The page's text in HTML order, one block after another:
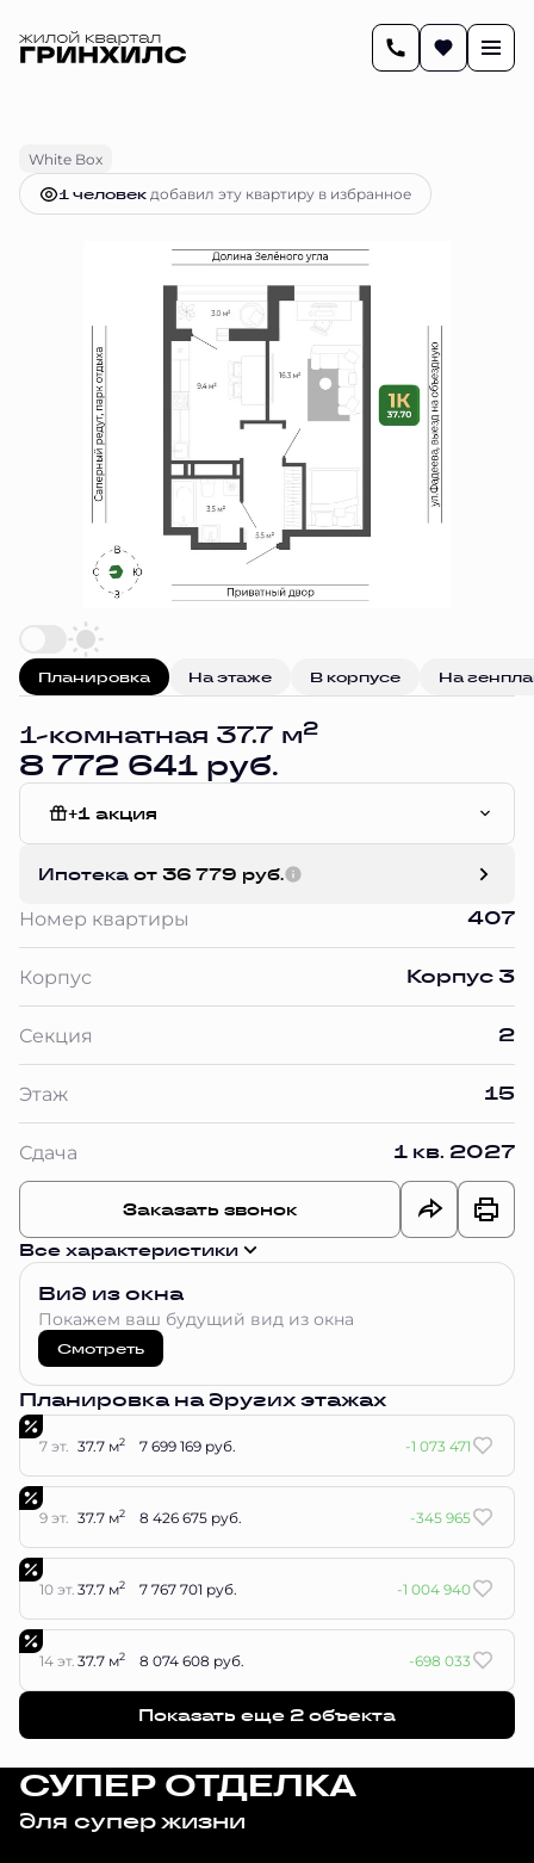
1-комнатная 37.7 м 8 772 641 руб.
White Box
1 человек добавил эту квартиру в избранное
Планировка На этаже В корпусе На
1-комнатная 37.7 м2
8 772 641 руб.
+1 акция
Ипотека от 36 779 руб.
Номер квартиры 407
Корпус Корпус 3
Секция 2
Этаж 15
Сдача 1 кв. 2027
Заказать звонок
Все характеристики
Вид из окна
Покажем ваш будущий вид из окна
Смотреть
Планировка на других этажах
7 эт. 37.7 м2 7 699 169 руб. -1 073 471
9 эт. 37.7 м2 8 426 675 руб. -345 965
10 эт. 37.7 м2 7 767 701 руб. -1 004 940
14 эт. 37.7 м2 8 074 608 руб. -698 033
Показать еще 2 объектa
СУПЕР ОТДЕЛКА
для супер жизни